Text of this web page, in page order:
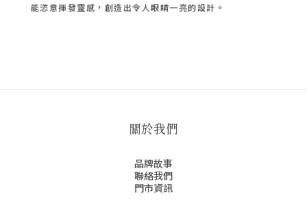
能恣意揮發靈感，創造出令人眼睛一亮的設計。
關於我們
品牌故事
聯絡我們
門市資訊